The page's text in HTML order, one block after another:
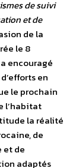
de suivi
et de
de la
le 8
encouragé
en
le prochain
l’habitat
la réalité
de
et de
adaptés